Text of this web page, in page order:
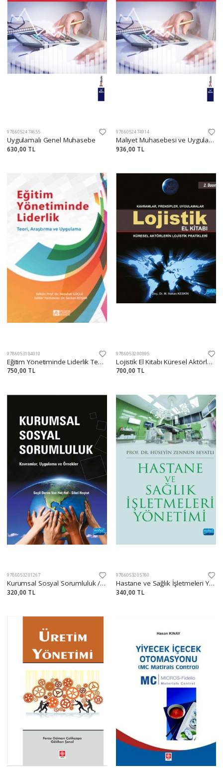
9786052474655
Uygulamalı Genel Muhasebe
630,00 TL
9786052474914
Maliyet Muhasebesi ve Uygulamaları
936,00 TL
9786053184010
Eğitim Yönetiminde Liderlik Teori, Araştırma ve Uygulama
750,00 TL
9786053200895
Lojistik El Kitabı Küresel Aktörlerin Lojistik Pratikleri
700,00 TL
9786053201267
Kurumsal Sosyal Sorumluluk / Kavramlar, Uygulama ve Örnekler
320,00 TL
9786053205760
Hastane ve Sağlık İşletmeleri Yönetimi
340,00 TL